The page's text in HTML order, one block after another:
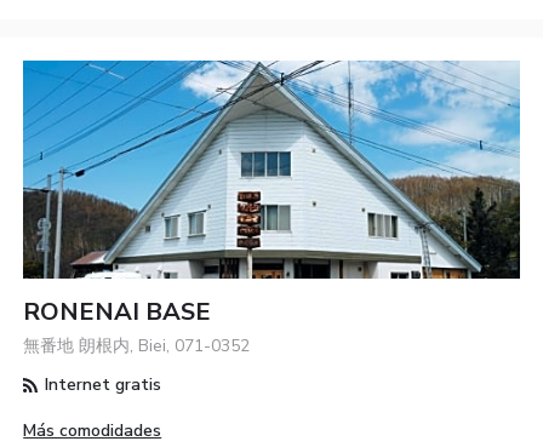
RONENAI BASE
無番地 朗根内, Biei, 071-0352
Internet gratis
Más comodidades